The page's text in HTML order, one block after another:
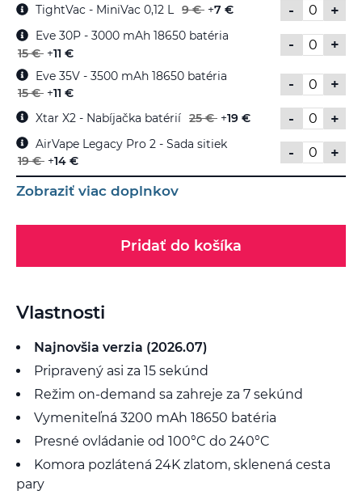
- +
TightVac - MiniVac 0,12 L 9 € +7 €
- +
Eve 30P - 3000 mAh 18650 batéria
15 € +11 €
- +
Eve 35V - 3500 mAh 18650 batéria
15 € +11 €
- +
Xtar X2 - Nabíjačka batérií 25 € +19 €
- +
AirVape Legacy Pro 2 - Sada sitiek
19 € +14 €
Zobraziť viac doplnkov
Pridať do košíka
Vlastnosti
Najnovšia verzia (2026.07)
Pripravený asi za 15 sekúnd
Režim on-demand sa zahreje za 7 sekúnd
Vymeniteľná 3200 mAh 18650 batéria
Presné ovládanie od 100°C do 240°C
Komora pozlátená 24K zlatom, sklenená cesta
pary